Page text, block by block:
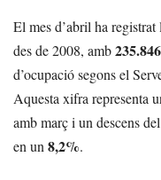
El mes d’abril ha
des de 2008, amb
d’ocupació segons el
Aquesta xifra representa
amb març i un descens del
en un 8,2%.